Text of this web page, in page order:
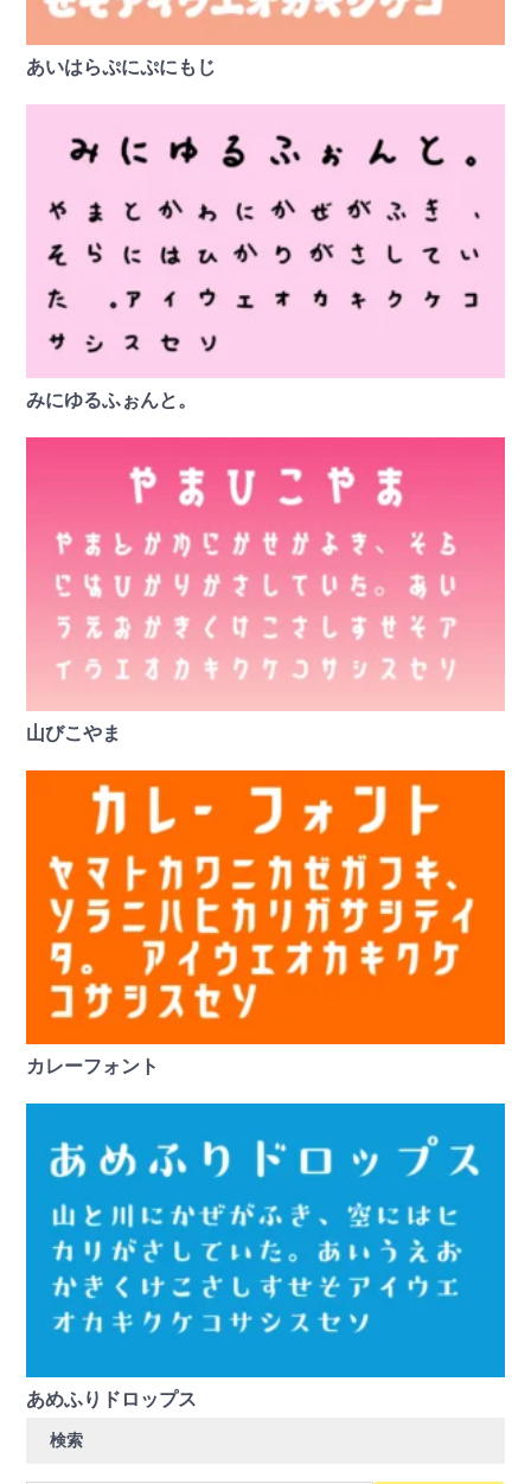
あいはらぷにぷにもじ
みにゆるふぉんと。
山びこやま
カレーフォント
あめふりドロップス
検索